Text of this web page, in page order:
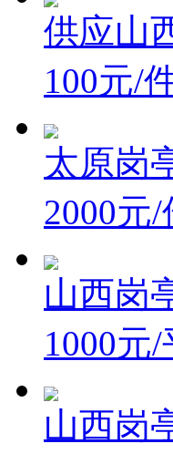
供应山
100元/
太原岗
2000元/
山西岗
1000元
山西岗